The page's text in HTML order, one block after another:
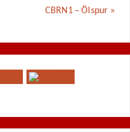
CBRN1 – Ölspur »